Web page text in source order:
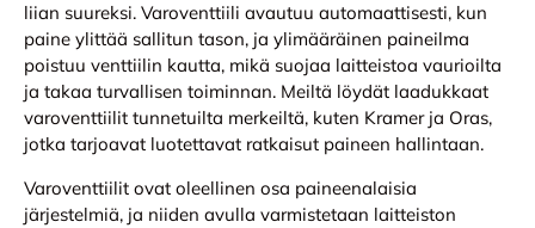
liian suureksi. Varoventtiili avautuu automaattisesti, kun
paine ylittää sallitun tason, ja ylimääräinen paineilma
poistuu venttiilin kautta, mikä suojaa laitteistoa vaurioilta
ja takaa turvallisen toiminnan. Meiltä löydät laadukkaat
varoventtiilit tunnetuilta merkeiltä, kuten Kramer ja Oras,
jotka tarjoavat luotettavat ratkaisut paineen hallintaan.
Varoventtiilit ovat oleellinen osa paineenalaisia
järjestelmiä, ja niiden avulla varmistetaan laitteiston